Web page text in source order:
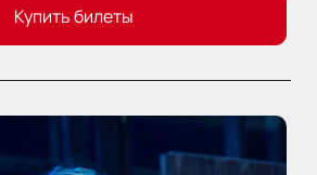
Купить билеты